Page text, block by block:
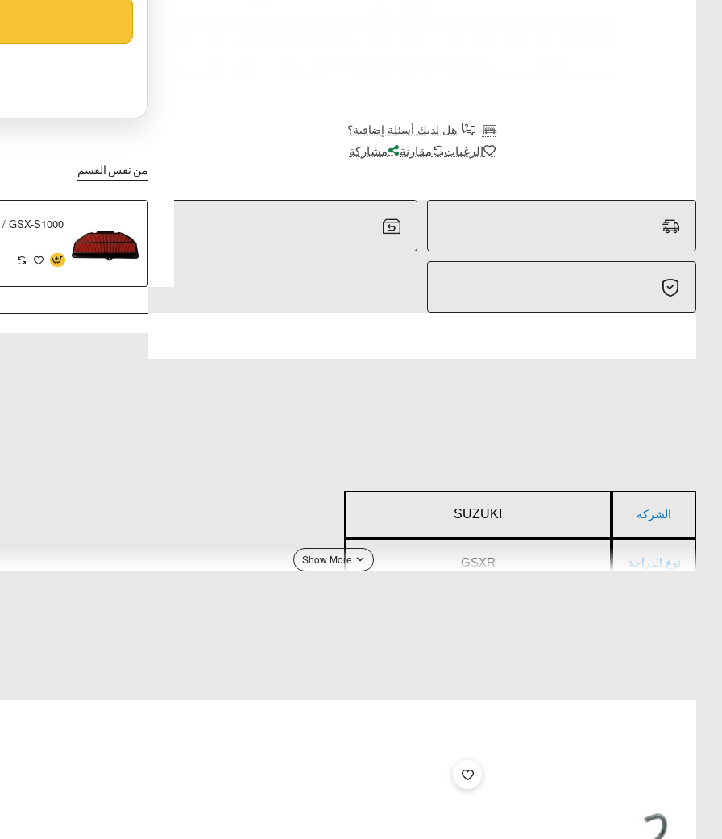
هل لديك أسئلة إضافية؟
الرغبات مقارنة مشاركة
من نفس القسم
الشركة SUZUKI
نوع الدراجة GSXR